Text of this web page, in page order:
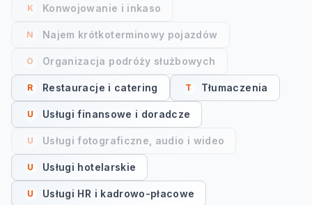
K Konwojowanie i inkaso
N Najem krótkoterminowy pojazdów
O Organizacja podróży służbowych
R Restauracje i catering T Tłumaczenia
U Usługi finansowe i doradcze
U Usługi fotograficzne, audio i wideo
U Usługi hotelarskie
U Usługi HR i kadrowo-płacowe